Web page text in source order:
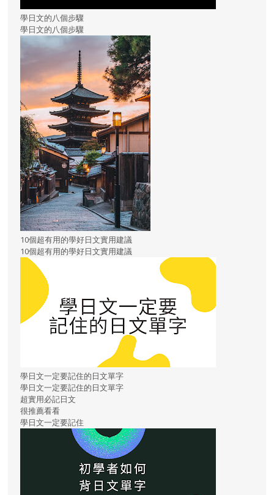
學日文的八個步驟
學日文的八個步驟
10個超有用的學好日文實用建議
10個超有用的學好日文實用建議
學日文一定要記住的日文單字
學日文一定要記住的日文單字
超實用必記日文
很推薦看看
學日文一定要記住